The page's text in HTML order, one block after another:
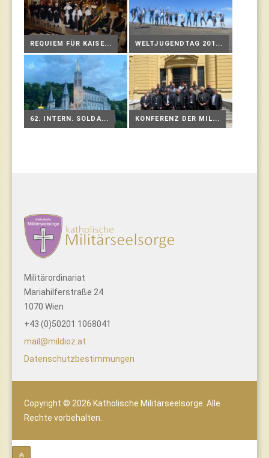
REQUIEM FÜR KAISE... WELTJUGENDTAG 201...
62. INTERN. SOLDA... KONFERENZ DER MIL...
Militärordinariat
Mariahilferstraße 24
1070 Wien
+43 (0)50201 1068041
mail@mildioz.at
Datenschutzbestimmungen
Copyright © 2026 Katholische Militärseelsorge. Alle
Rechte vorbehalten.